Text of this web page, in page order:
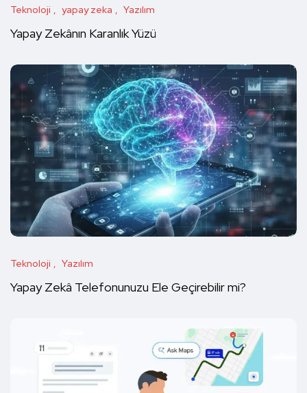
Teknoloji yapay zeka Yazılım
Yapay Zekânın Karanlık Yüzü
Teknoloji Yazılım
Yapay Zekâ Telefonunuzu Ele Geçirebilir mi?